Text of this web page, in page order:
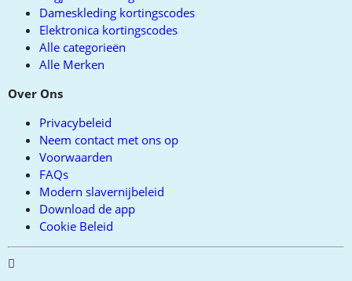
Dameskleding kortingscodes
Elektronica kortingscodes
Alle categorieën
Alle Merken
Over Ons
Privacybeleid
Neem contact met ons op
Voorwaarden
FAQs
Modern slavernijbeleid
Download de app
Cookie Beleid